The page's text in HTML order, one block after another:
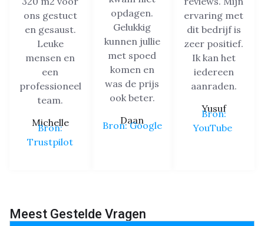
ons gestuct
en gesaust.
Leuke
mensen en
een
professioneel
team.
Michelle
Bron:
Trustpilot
opdagen.
Gelukkig
kunnen jullie
met spoed
komen en
was de prijs
ook beter.
Daan
Bron: Google
ervaring met
dit bedrijf is
zeer positief.
Ik kan het
iedereen
aanraden.
Yusuf
Bron:
YouTube
Meest Gestelde Vragen